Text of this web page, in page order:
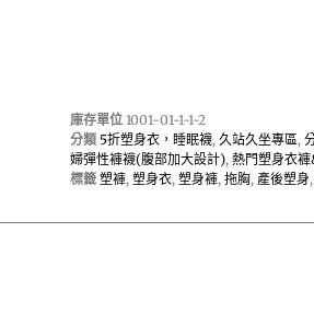
庫存單位1001-01-1-1-2
分類 5折塑身衣，睡眠襪,久站久坐專區,
婦彈性褲襪(腹部加大設計),熱門塑身衣
標籤 塑褲,塑身衣,塑身褲,拖胸, 產後塑身